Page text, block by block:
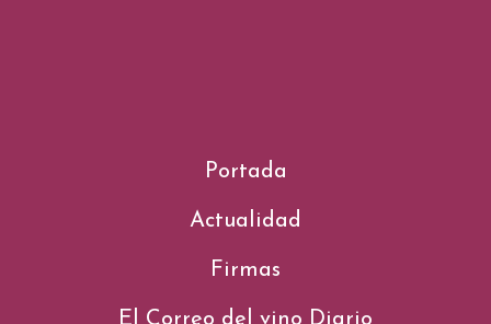
Portada
Actualidad
Firmas
El Correo del vino Diario